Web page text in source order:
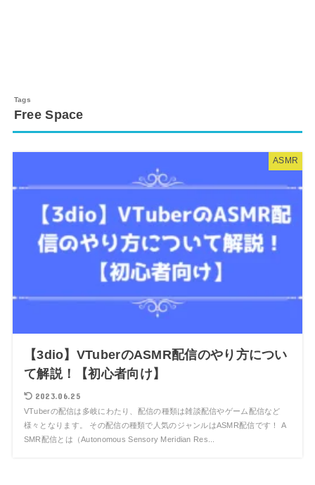
Free Space
ASMR
【3dio】VTuberのASMR配信のやり方につい
て解説！【初心者向け】
2023.06.25
VTuberの配信は多岐にわたり、配信の種類は雑談配信やゲーム配信など
様々となります。 その配信の種類で人気のジャンルはASMR配信です！ A
SMR配信とは（Autonomous Sensory Meridian Res...